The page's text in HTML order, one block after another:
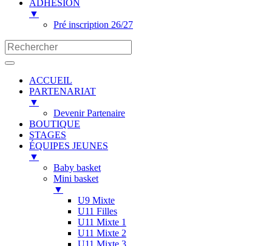
ADHESION
▼
Pré inscription 26/27
ACCUEIL
PARTENARIAT
▼
Devenir Partenaire
BOUTIQUE
STAGES
ÉQUIPES JEUNES
▼
Baby basket
Mini basket
▼
U9 Mixte
U11 Filles
U11 Mixte 1
U11 Mixte 2
U11 Mixte 3